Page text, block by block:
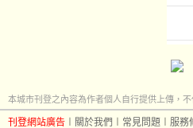
本城市刊登之內容為作者個人自行提供上傳，不
刊登網站廣告 關於我們 常見問題 服務